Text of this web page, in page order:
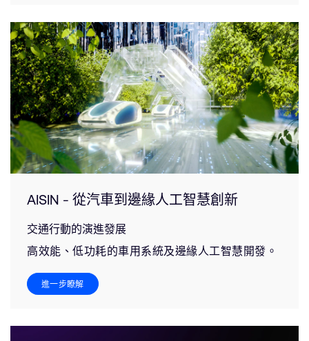
AISIN - 從汽車到邊緣人工智慧創新
交通行動的演進發展
高效能、低功耗的車用系統及邊緣人工智慧開發。
進一步瞭解